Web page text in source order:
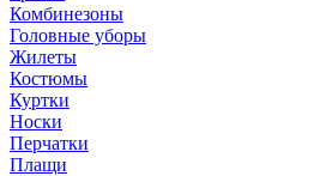
Комбинезоны
Головные уборы
Жилеты
Костюмы
Куртки
Носки
Перчатки
Плащи